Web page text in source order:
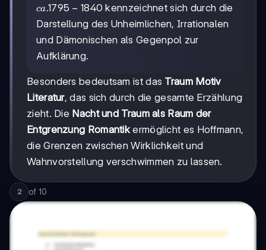
ca.
1795-
1840
ca.1795 − 1840 kennzeichnet sich durch die
Darstellung des Unheimlichen, Irrationalen
und Dämonischen als Gegenpol zur
Aufklärung.
Besonders bedeutsam ist das Traum Motiv
Literatur, das sich durch die gesamte Erzählung
zieht. Die Nacht und Traum als Raum der
Entgrenzung Romantikermöglicht es Hoffmann,
die Grenzen zwischen Wirklichkeit und
Wahnvorstellung verschwimmen zu lassen.
2 of 10